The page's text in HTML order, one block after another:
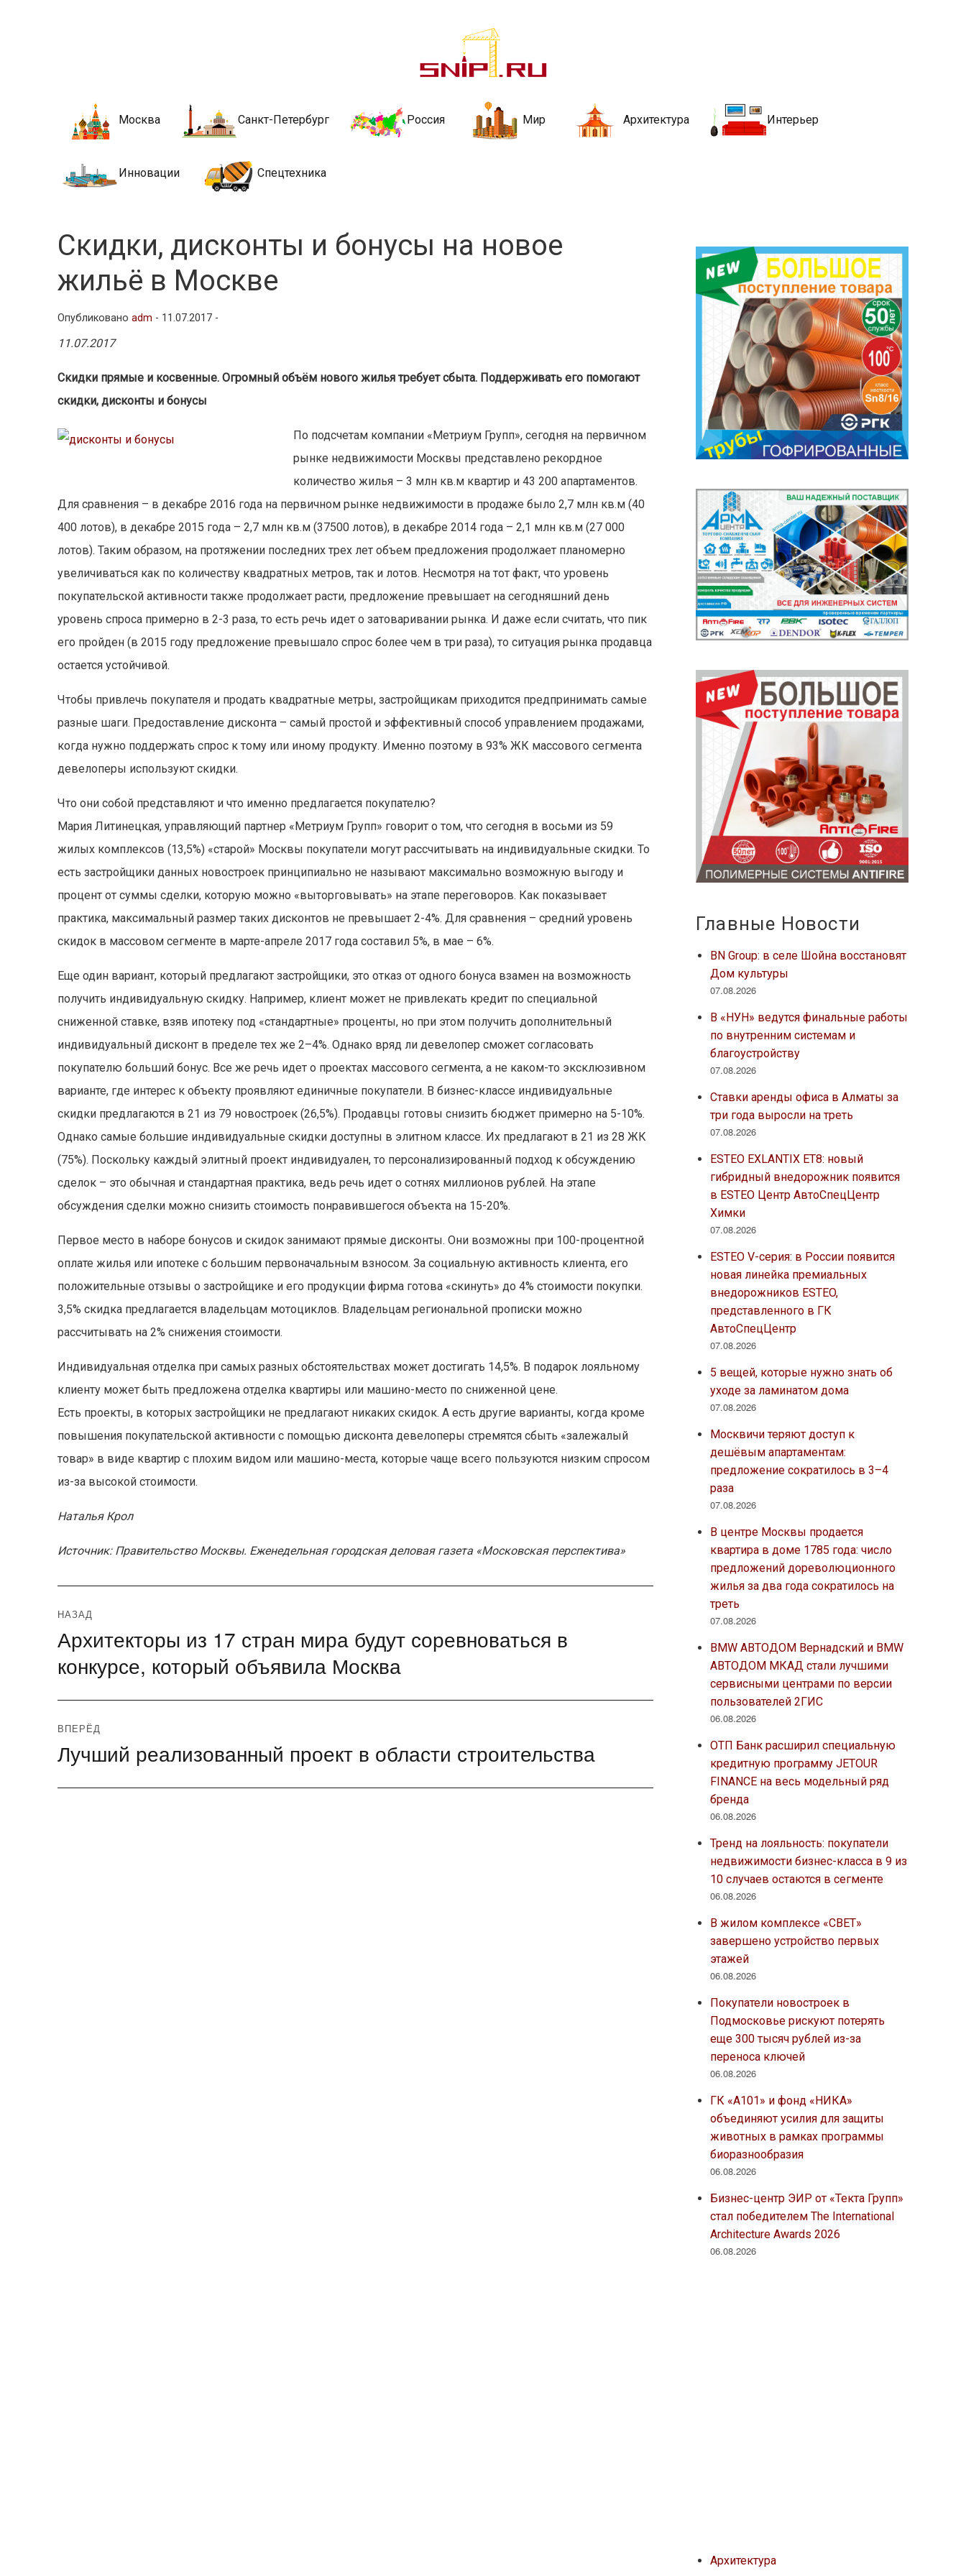
Новости строительства и недвижимости
стройкой рубрики
Москва Санкт-Петербург Россия Мир Архитектура Интерьер
Инновации Спецтехника
Скидки, дисконты и бонусы на новое
жильё в Москве
Опубликованоadm - 11.07.2017 -
11.07.2017
Скидки прямые и косвенные. Огромный объём нового жилья требует сбыта. Поддерживать его помогают
скидки, дисконты и бонусы
По подсчетам компании «Метриум Групп», сегодня на первичном
рынке недвижимости Москвы представлено рекордное
количество жилья – 3 млн кв.м квартир и 43 200 апартаментов.
Для сравнения – в декабре 2016 года на первичном рынке недвижимости в продаже было 2,7 млн кв.м (40
400 лотов), в декабре 2015 года – 2,7 млн кв.м (37500 лотов), в декабре 2014 года – 2,1 млн кв.м (27 000
лотов). Таким образом, на протяжении последних трех лет объем предложения продолжает планомерно
увеличиваться как по количеству квадратных метров, так и лотов. Несмотря на тот факт, что уровень
покупательской активности также продолжает расти, предложение превышает на сегодняшний день
уровень спроса примерно в 2-3 раза, то есть речь идет о затоваривании рынка. И даже если считать, что пик
его пройден (в 2015 году предложение превышало спрос более чем в три раза), то ситуация рынка продавца
остается устойчивой.
Чтобы привлечь покупателя и продать квадратные метры, застройщикам приходится предпринимать самые
разные шаги. Предоставление дисконта – самый простой и эффективный способ управлением продажами,
когда нужно поддержать спрос к тому или иному продукту. Именно поэтому в 93% ЖК массового сегмента
девелоперы используют скидки.
Что они собой представляют и что именно предлагается покупателю?
Мария Литинецкая, управляющий партнер «Метриум Групп» говорит о том, что сегодня в восьми из 59
жилых комплексов (13,5%) «старой» Москвы покупатели могут рассчитывать на индивидуальные скидки. То
есть застройщики данных новостроек принципиально не называют максимально возможную выгоду и
процент от суммы сделки, которую можно «выторговывать» на этапе переговоров. Как показывает
практика, максимальный размер таких дисконтов не превышает 2-4%. Для сравнения – средний уровень
скидок в массовом сегменте в марте-апреле 2017 года составил 5%, в мае – 6%.
Еще один вариант, который предлагают застройщики, это отказ от одного бонуса взамен на возможность
получить индивидуальную скидку. Например, клиент может не привлекать кредит по специальной
сниженной ставке, взяв ипотеку под «стандартные» проценты, но при этом получить дополнительный
индивидуальный дисконт в пределе тех же 2–4%. Однако вряд ли девелопер сможет согласовать
покупателю больший бонус. Все же речь идет о проектах массового сегмента, а не каком-то эксклюзивном
варианте, где интерес к объекту проявляют единичные покупатели. В бизнес-классе индивидуальные
скидки предлагаются в 21 из 79 новостроек (26,5%). Продавцы готовы снизить бюджет примерно на 5-10%.
Однако самые большие индивидуальные скидки доступны в элитном классе. Их предлагают в 21 из 28 ЖК
(75%). Поскольку каждый элитный проект индивидуален, то персонализированный подход к обсуждению
сделок – это обычная и стандартная практика, ведь речь идет о сотнях миллионов рублей. На этапе
обсуждения сделки можно снизить стоимость понравившегося объекта на 15-20%.
Первое место в наборе бонусов и скидок занимают прямые дисконты. Они возможны при 100-процентной
оплате жилья или ипотеке с большим первоначальным взносом. За социальную активность клиента, его
положительные отзывы о застройщике и его продукции фирма готова «скинуть» до 4% стоимости покупки.
3,5% скидка предлагается владельцам мотоциклов. Владельцам региональной прописки можно
рассчитывать на 2% снижения стоимости.
Индивидуальная отделка при самых разных обстоятельствах может достигать 14,5%. В подарок лояльному
клиенту может быть предложена отделка квартиры или машино-место по сниженной цене.
Есть проекты, в которых застройщики не предлагают никаких скидок. А есть другие варианты, когда кроме
повышения покупательской активности с помощью дисконта девелоперы стремятся сбыть «залежалый
товар» в виде квартир с плохим видом или машино-места, которые чаще всего пользуются низким спросом
из-за высокой стоимости.
Наталья Крол
Источник: Правительство Москвы. Еженедельная городская деловая газета «Московская перспектива»
Навигация
по
записям
НАЗАД
Предыдущая
запись:
Архитекторы из 17 стран мира будут соревноваться в
конкурсе, который объявила Москва
ВПЕРЁД
Следующая
запись:
Лучший реализованный проект в области строительства
Главные Новости
BN Group: в селе Шойна восстановят
Дом культуры
07.08.2026
В «НУН» ведутся финальные работы
по внутренним системам и
благоустройству
07.08.2026
Ставки аренды офиса в Алматы за
три года выросли на треть
07.08.2026
ESTEO EXLANTIX ET8: новый
гибридный внедорожник появится
в ESTEO Центр АвтоСпецЦентр
Химки
07.08.2026
ESTEO V-серия: в России появится
новая линейка премиальных
внедорожников ESTEO,
представленного в ГК
АвтоСпецЦентр
07.08.2026
5 вещей, которые нужно знать об
уходе за ламинатом дома
07.08.2026
Москвичи теряют доступ к
дешёвым апартаментам:
предложение сократилось в 3–4
раза
07.08.2026
В центре Москвы продается
квартира в доме 1785 года: число
предложений дореволюционного
жилья за два года сократилось на
треть
07.08.2026
BMW АВТОДОМ Вернадский и BMW
АВТОДОМ МКАД стали лучшими
сервисными центрами по версии
пользователей 2ГИС
06.08.2026
ОТП Банк расширил специальную
кредитную программу JETOUR
FINANCE на весь модельный ряд
бренда
06.08.2026
Тренд на лояльность: покупатели
недвижимости бизнес-класса в 9 из
10 случаев остаются в сегменте
06.08.2026
В жилом комплексе «СВЕТ»
завершено устройство первых
этажей
06.08.2026
Покупатели новостроек в
Подмосковье рискуют потерять
еще 300 тысяч рублей из-за
переноса ключей
06.08.2026
ГК «А101» и фонд «НИКА»
объединяют усилия для защиты
животных в рамках программы
биоразнообразия
06.08.2026
Бизнес-центр ЭИР от «Текта Групп»
стал победителем The International
Architecture Awards 2026
06.08.2026
Архитектура